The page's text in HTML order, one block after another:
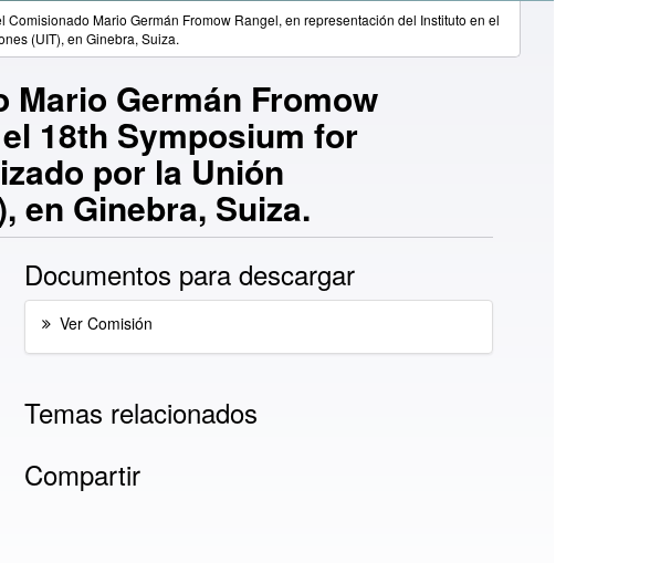
Comisionado Mario Germán Fromow Rangel, en representación del Instituto en el
(UIT), en Ginebra, Suiza.
Germán Fromow
18th Symposium for
por la Unión
en Ginebra, Suiza.
Documentos para descargar
Ver Comisión
Temas relacionados
Compartir